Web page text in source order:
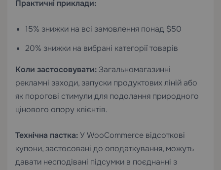
Практичні приклади:
15% знижки на всі замовлення понад $50
20% знижки на вибрані категорії товарів
Коли застосовувати: Загальномагазинні
рекламні заходи, запуски продуктових ліній або
як порогові стимули для подолання природного
цінового опору клієнтів.
Технічна пастка:У WooCommerce відсоткові
купони, застосовані до оподаткування, можуть
давати несподівані підсумки в поєднанні з